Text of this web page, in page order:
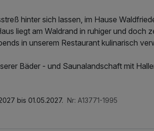
hinter sich lassen, im Hause
liegt am Waldrand in ruhiger und doch
in unserem Restaurant kulinarisch
Bäder - und Saunalandschaft mit
und Kräuterdampfbad,
Saunabenutzung, Saunatuch, Parkplatz,
bis 01.05.2027. Nr: A13771-1995